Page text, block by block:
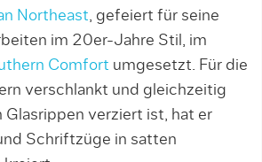
Northeast, gefeiert für seine
im 20er-Jahre Stil, im
Comfort umgesetzt. Für die
verschlankt und gleichzeitig
verziert ist, hat er
Schriftzüge in satten